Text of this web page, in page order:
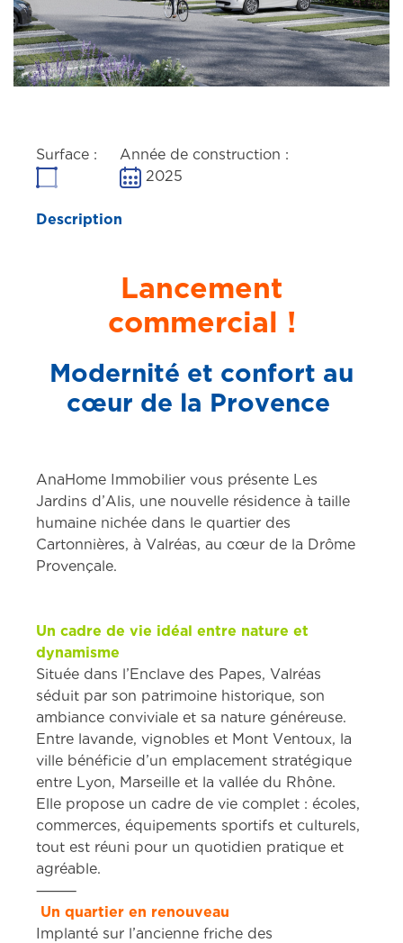
Surface :
Année de construction :
2025
Description
Lancement
commercial !
Modernité et confort au
cœur de la Provence
AnaHome Immobilier vous présente Les
Jardins d’Alis, une nouvelle résidence à taille
humaine nichée dans le quartier des
Cartonnières, à Valréas, au cœur de la Drôme
Provençale.
Un cadre de vie idéal entre nature et
dynamisme
Située dans l’Enclave des Papes, Valréas
séduit par son patrimoine historique, son
ambiance conviviale et sa nature généreuse.
Entre lavande, vignobles et Mont Ventoux, la
ville bénéficie d’un emplacement stratégique
entre Lyon, Marseille et la vallée du Rhône.
Elle propose un cadre de vie complet : écoles,
commerces, équipements sportifs et culturels,
tout est réuni pour un quotidien pratique et
agréable.
⸻
️ Un quartier en renouveau
Implanté sur l’ancienne friche des